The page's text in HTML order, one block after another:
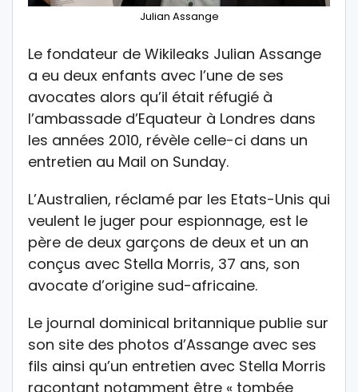
Julian Assange
Le fondateur de Wikileaks Julian Assange
a eu deux enfants avec l’une de ses
avocates alors qu’il était réfugié à
l’ambassade d’Equateur à Londres dans
les années 2010, révèle celle-ci dans un
entretien au Mail on Sunday.
L’Australien, réclamé par les Etats-Unis qui
veulent le juger pour espionnage, est le
père de deux garçons de deux et un an
conçus avec Stella Morris, 37 ans, son
avocate d’origine sud-africaine.
Le journal dominical britannique publie sur
son site des photos d’Assange avec ses
fils ainsi qu’un entretien avec Stella Morris
racontant notamment être « tombée